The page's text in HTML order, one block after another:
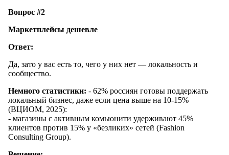
Вопрос #2
Маркетплейсы дешевле
Ответ:
Да, зато у вас есть то, чего у них нет — локальность и
сообщество.
Немного статистики: - 62% россиян готовы поддержать
локальный бизнес, даже если цена выше на 10-15%
(ВЦИОМ, 2025):
- магазины с активным комьюнити удерживают 45%
клиентов против 15% у «безликих» сетей (Fashion
Consulting Group).